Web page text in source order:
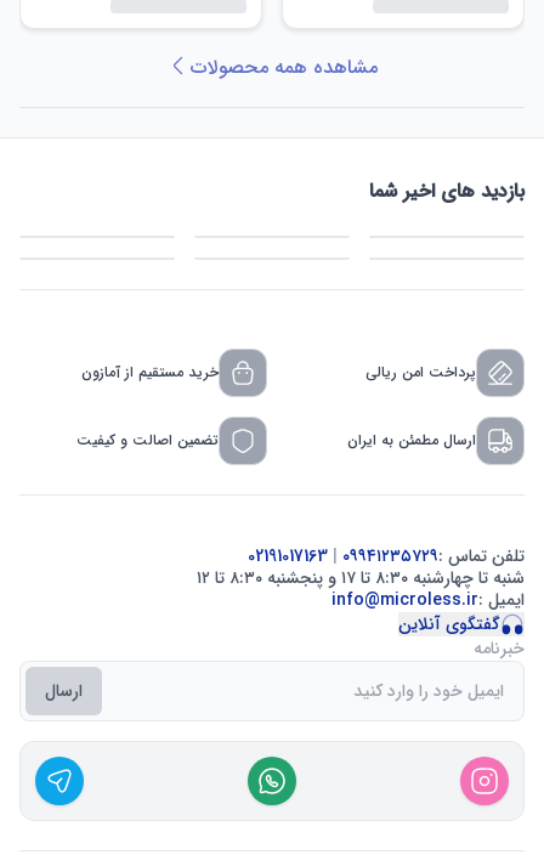
مشاهده همه محصولات
بازدید های اخیر شما
پرداخت امن ریالی خرید مستقیم از آمازون
ارسال مطمئن به ایران تضمین اصالت و کیفیت
تلفن تماس :۰۹۹۴۱۲۳۵۷۲۹ |
شنبه تا چهارشنبه ۸:۳۰ تا ۱۷ و پنجشنبه ۸:۳۰ تا ۱۲
ایمیل :info@microless.ir
گفتگوی آنلاین
خبرنامه
ارسال